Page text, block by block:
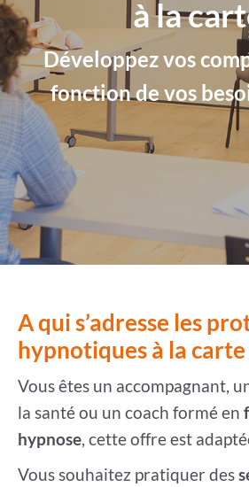
à la
Développez vos
fonction de vos
A qui s’adresse les
hypnotiques à la carte
Vous êtes un accompagnant,
la santé ou un coach formé en
hypnose, cette offre est
Vous souhaitez pratiquer des